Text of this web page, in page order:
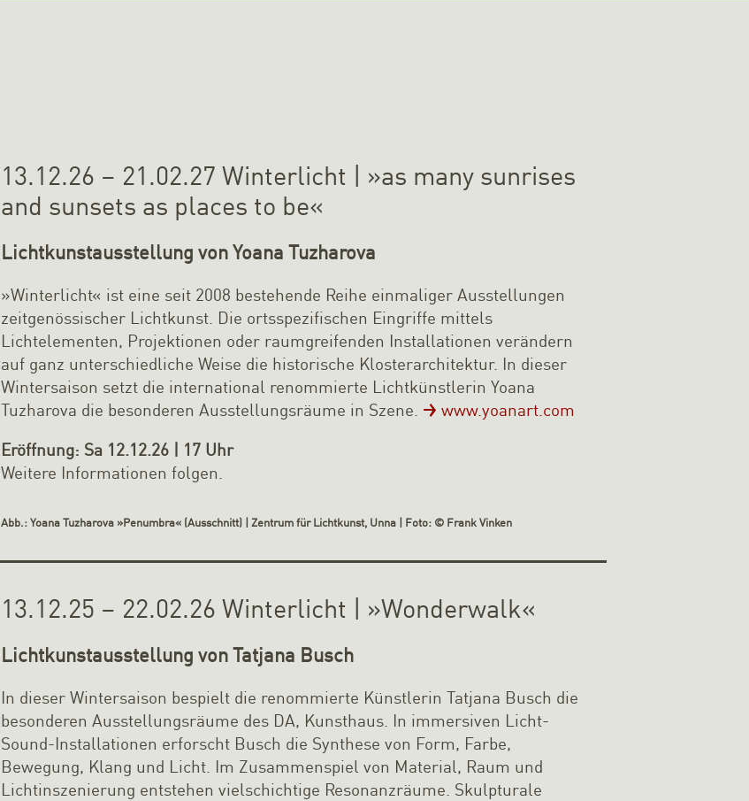
13.12.26 – 21.02.27 Winterlicht | »as many sunrises
and sunsets as places to be«
Lichtkunstausstellung von Yoana Tuzharova
»Winterlicht« ist eine seit 2008 bestehende Reihe einmaliger Ausstellungen
zeitgenössischer Lichtkunst. Die ortsspezifischen Eingriffe mittels
Lichtelementen, Projektionen oder raumgreifenden Installationen verändern
auf ganz unterschiedliche Weise die historische Klosterarchitektur. In dieser
Wintersaison setzt die international renommierte Lichtkünstlerin Yoana
Tuzharova die besonderen Ausstellungsräume in Szene.
www.yoanart.com
Eröffnung: Sa 12.12.26 | 17 Uhr
Weitere Informationen folgen.
Abb.: Yoana Tuzharova »Penumbra« (Ausschnitt) | Zentrum für Lichtkunst, Unna | Foto: © Frank Vinken
13.12.25 – 22.02.26 Winterlicht | »Wonderwalk«
Lichtkunstausstellung von Tatjana Busch
In dieser Wintersaison bespielt die renommierte Künstlerin Tatjana Busch die
besonderen Ausstellungsräume des DA, Kunsthaus. In immersiven Licht-
Sound-Installationen erforscht Busch die Synthese von Form, Farbe,
Bewegung, Klang und Licht. Im Zusammenspiel von Material, Raum und
Lichtinszenierung entstehen vielschichtige Resonanzräume. Skulpturale